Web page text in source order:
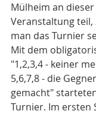
Mülheim an
Veranstaltung
man das Turnier
Mit dem
"1,2,3,4 - keiner
5,6,7,8 - die
gemacht"
Turnier. Im ersten